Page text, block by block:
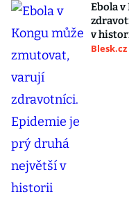
Ebola
v
Blesk.cz